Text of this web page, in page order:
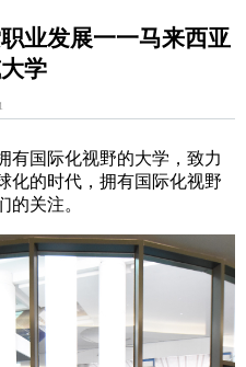
业发展一一马来西亚
学
有国际化视野的大学，致力
化的时代，拥有国际化视野
的关注。